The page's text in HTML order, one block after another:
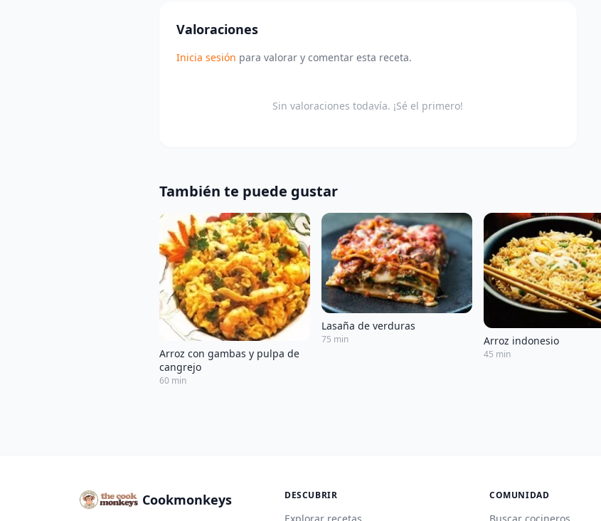
Valoraciones
Inicia sesión para valorar y comentar esta receta.
Sin valoraciones todavía. ¡Sé el primero!
También te puede gustar
Arroz con gambas y pulpa de
cangrejo
60 min
Lasaña de verduras
75 min Arroz indonesio
45 min
Cookmonkeys DESCUBRIR COMUNIDAD